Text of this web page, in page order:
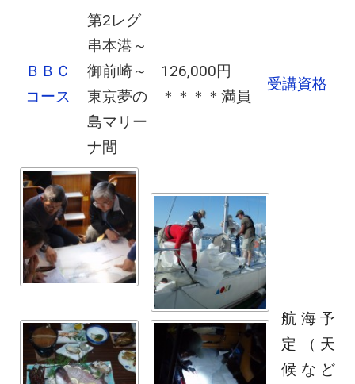
ＢＢＣ
コース
第2レグ
串本港～
御前崎～
東京夢の
島マリー
ナ間
126,000円
＊＊＊＊満員
受講資格
航海予
定（天
候など